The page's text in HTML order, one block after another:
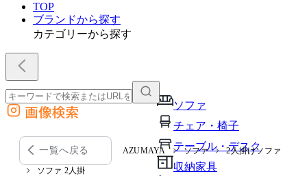
TOP
ブランドから探す
カテゴリーから探す
ソファ
チェア・椅子
テーブル・デスク
収納家具
外部サイトの商品をカートに追加
他のサイトで見つけた商品ページのURLを貼り付けて、カートに追加できます
画像検索
一覧へ戻る AZUMAYA ソファ 2人掛けソファ
ソファ 2人掛